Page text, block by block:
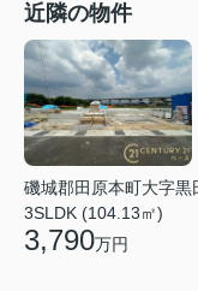
近隣の物件
磯城郡田原本町大字黒
3SLDK (104.13㎡)
3,790万円